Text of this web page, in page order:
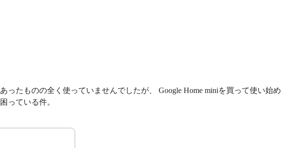
ったものの全く使っていませんでしたが、 Google Home miniを買って使い始め
っている件。